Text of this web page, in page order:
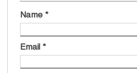
Name *
Email *